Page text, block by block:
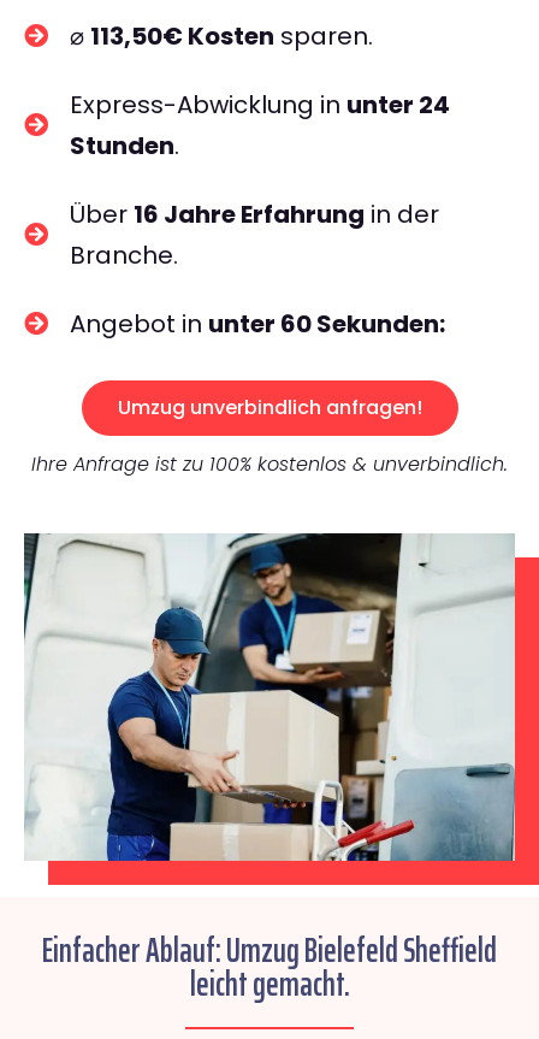
⌀ 113,50€ Kosten sparen.
Express-Abwicklung in unter 24
Stunden.
Über 16 Jahre Erfahrung in der
Branche.
Angebot in unter 60 Sekunden:
Umzug unverbindlich anfragen!
Ihre Anfrage ist zu 100% kostenlos & unverbindlich.
Einfacher Ablauf: Umzug Bielefeld Sheffield
leicht gemacht.